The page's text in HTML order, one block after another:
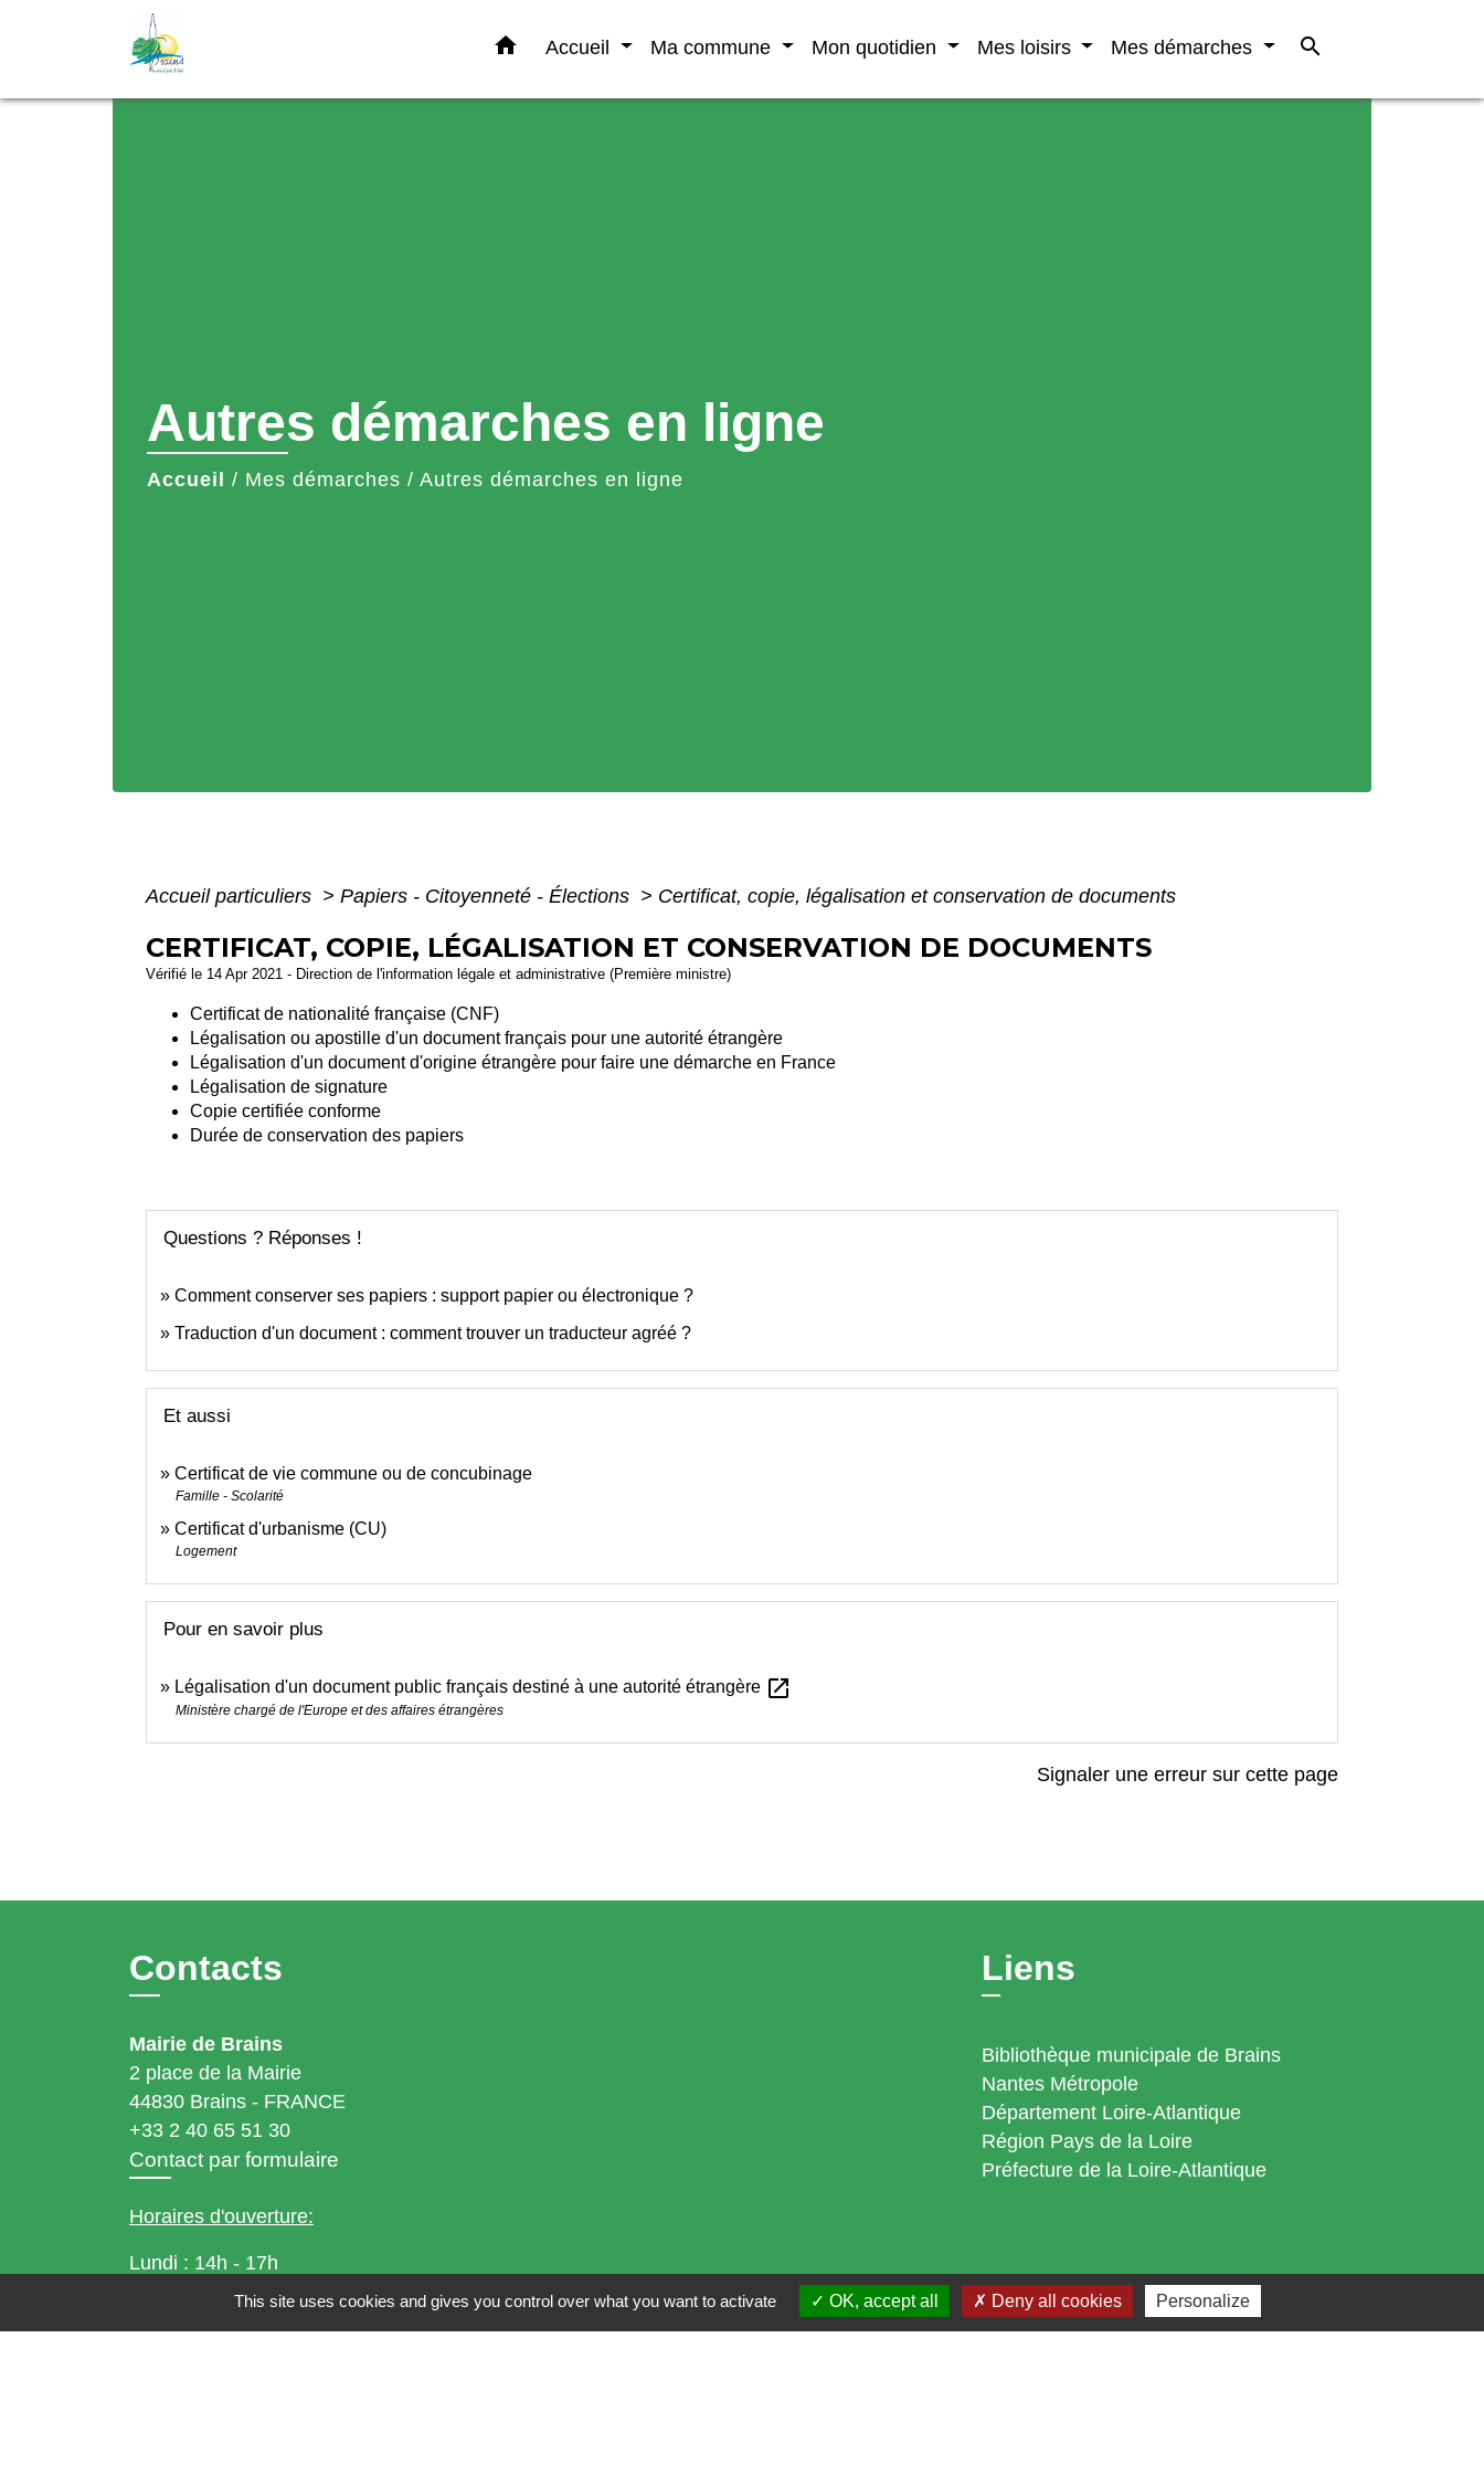
home Accueil Ma commune Mon quotidien Mes loisirs Mes démarches search
Autres démarches en ligne
Accueil / Mes démarches / Autres démarches en ligne
Accueil particuliers > Papiers - Citoyenneté - Élections > Certificat, copie, légalisation et conservation de documents
CERTIFICAT, COPIE, LÉGALISATION ET CONSERVATION DE DOCUMENTS
Vérifié le 14 Apr 2021 - Direction de l'information légale et administrative (Première ministre)
Certificat de nationalité française (CNF)
Légalisation ou apostille d'un document français pour une autorité étrangère
Légalisation d'un document d'origine étrangère pour faire une démarche en France
Légalisation de signature
Copie certifiée conforme
Durée de conservation des papiers
Questions ? Réponses !
Comment conserver ses papiers : support papier ou électronique ?
Traduction d'un document : comment trouver un traducteur agréé ?
Et aussi
Certificat de vie commune ou de concubinage
Famille - Scolarité
Certificat d'urbanisme (CU)
Logement
Pour en savoir plus
Légalisation d'un document public français destiné à une autorité étrangère open_in_new
Ministère chargé de l'Europe et des affaires étrangères
Signaler une erreur sur cette page
Contacts
Mairie de Brains
2 place de la Mairie
44830 Brains - FRANCE
+33 2 40 65 51 30
Contact par formulaire
Horaires d'ouverture:
Lundi : 14h - 17h
Mardi : 8h30 - 13h / 14h - 17h
Liens
Bibliothèque municipale de Brains
Nantes Métropole
Département Loire-Atlantique
Région Pays de la Loire
Préfecture de la Loire-Atlantique
This site uses cookies and gives you control over what you want to activate OK, accept all Deny all cookies Personalize